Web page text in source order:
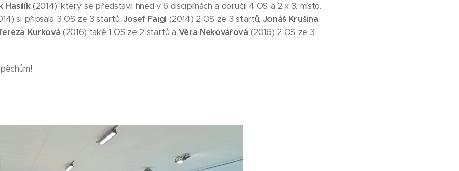
Hasilík(2014), který se představil hned v 6 disciplínách a doručil 4 OS a 2 x 3. místo.
si připsala 3 OS ze 3 startů, Josef Faigl (2014) 2 OS ze 3 startů, Jonáš Krušina
Kurková (2016) také 1 OS ze 2 startů a Věra Nekovářová (2016) 2 OS ze 3